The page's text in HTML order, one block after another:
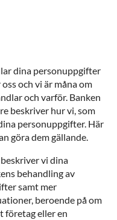
dina personuppgifter
och vi är måna om
och varför. Banken
beskriver hur vi, som
personuppgifter. Här
göra dem gällande.
vi dina
behandling av
samt mer
beroende på om
företag eller en